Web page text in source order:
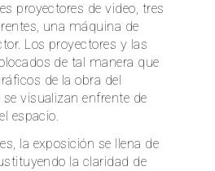
proyectores de video, tres
una máquina de
Los proyectores y las
de tal manera que
de la obra del
visualizan enfrente de
espacio.
la exposición se llena de
la claridad de